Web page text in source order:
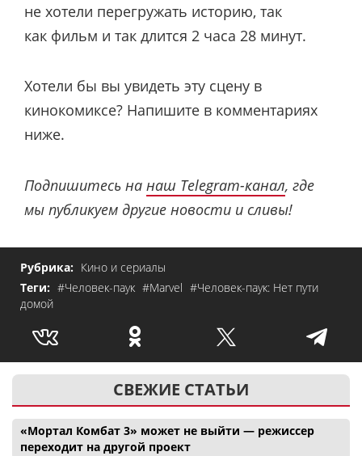
не хотели перегружать историю, так
как фильм и так длится 2 часа 28 минут.
Хотели бы вы увидеть эту сцену в
кинокомиксе? Напишите в комментариях
ниже.
Подпишитесь на наш Telegram-канал, где
мы публикуем другие новости и сливы!
Рубрика: Кино и сериалы
Теги: #Человек-паук #Marvel #Человек-паук: Нет пути
домой
СВЕЖИЕ СТАТЬИ
«Мортал Комбат 3» может не выйти — режиссер
переходит на другой проект